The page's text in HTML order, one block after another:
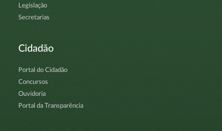
Legislação
Secretarias
Cidadão
Portal do Cidadão
Concursos
Ouvidoria
Portal da Transparência